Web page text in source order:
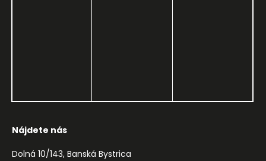
Nájdete nás
Dolná 10/143, Banská Bystrica